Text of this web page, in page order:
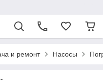
и ремонт Насосы